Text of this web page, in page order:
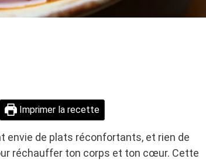
Imprimer la recette
envie de plats réconfortants, et rien de
réchauffer ton corps et ton cœur. Cette